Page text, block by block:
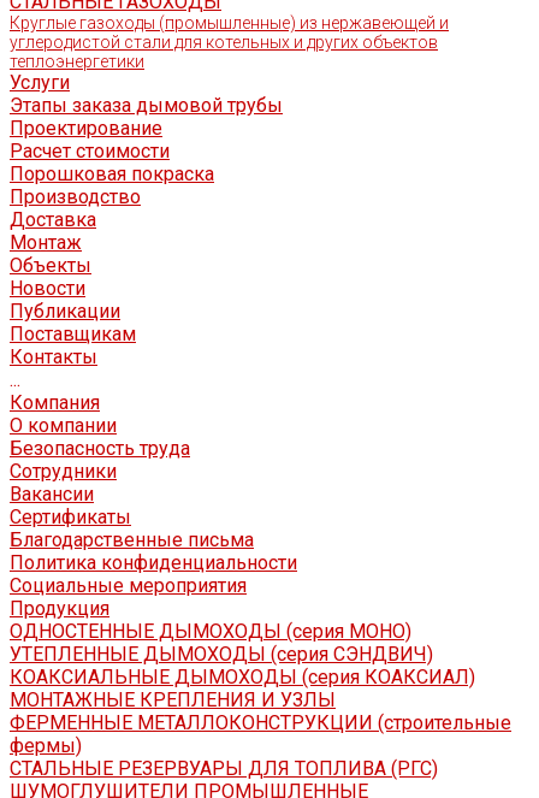
Круглые газоходы (промышленные) из нержавеющей и
углеродистой стали для котельных и других объектов
теплоэнергетики
Услуги
Этапы заказа дымовой трубы
Проектирование
Расчет стоимости
Порошковая покраска
Производство
Доставка
Монтаж
Объекты
Новости
Публикации
Поставщикам
Контакты
...
Компания
О компании
Безопасность труда
Сотрудники
Вакансии
Сертификаты
Благодарственные письма
Политика конфиденциальности
Социальные мероприятия
Продукция
ОДНОСТЕННЫЕ ДЫМОХОДЫ (серия МОНО)
УТЕПЛЕННЫЕ ДЫМОХОДЫ (серия СЭНДВИЧ)
КОАКСИАЛЬНЫЕ ДЫМОХОДЫ (серия КОАКСИАЛ)
МОНТАЖНЫЕ КРЕПЛЕНИЯ И УЗЛЫ
ФЕРМЕННЫЕ МЕТАЛЛОКОНСТРУКЦИИ (строительные
фермы)
СТАЛЬНЫЕ РЕЗЕРВУАРЫ ДЛЯ ТОПЛИВА (РГС)
ШУМОГЛУШИТЕЛИ ПРОМЫШЛЕННЫЕ